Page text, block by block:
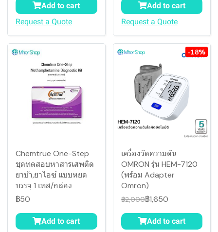
Add to cart
Request a Quote
Add to cart
Request a Quote
Chemtrue One-Step
ชุดทดสอบหาสารเสพติด
ยาบ้า,ยาไอซ์ แบบหยด
บรรจุ 1 เทส/กล่อง
฿50
Add to cart
-18%
เครื่องวัดความดัน
OMRON รุ่น HEM-7120
(พร้อม Adapter
Omron)
฿2,000฿1,650
Add to cart